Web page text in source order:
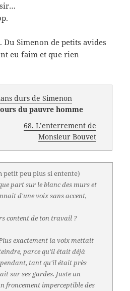
. Du Simenon de petits avides
eu faim et que rien
durs de Simenon
du pauvre homme
68. L’enterrement de
Monsieur Bouvet
petit peu plus si entente)
part sur le blanc des murs et
d'une voix sans accent,
content de ton travail ?
exactement la voix mettait
parce qu'il était déjà
tant qu'il était près
sur ses gardes. Juste un
froncement imperceptible des